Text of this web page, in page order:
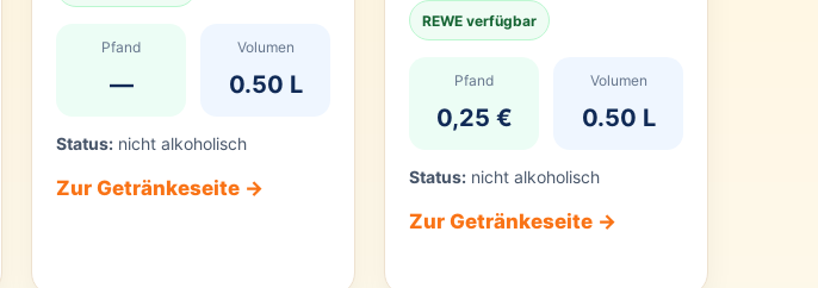
Pfand
—
Volumen
0.50 L
Status: nicht alkoholisch
Zur Getränkeseite →
REWE verfügbar
Pfand
0,25 €
Volumen
0.50 L
Status: nicht alkoholisch
Zur Getränkeseite →